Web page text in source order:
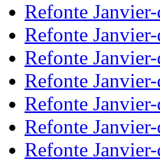
Refonte
Refonte
Refonte
Refonte
Refonte
Refonte
Refonte